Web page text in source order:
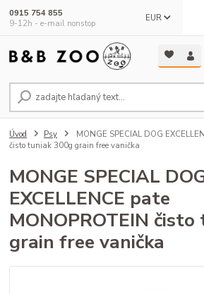
EUR
0915 754 855
9-12h - e-mail nonstop
Úvod Psy
MONGE SPECIAL DOG
čisto tuniak 300g grain free vanička
MONGE SPECIAL
EXCELLENCE pate
MONOPROTEIN
grain free vanička